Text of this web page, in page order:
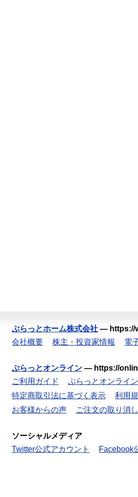
ぷらっとホーム株式会社 — https://
会社概要
株主・投資家情報 電
ぷらっとオンライン — https://
ご利用ガイド
ぷらっとオンライ
特定商取引法に基づく表示
利用
お客様からの声
ご注文の取り消し
ソーシャルメディア
Twitter公式アカウント
Facebook